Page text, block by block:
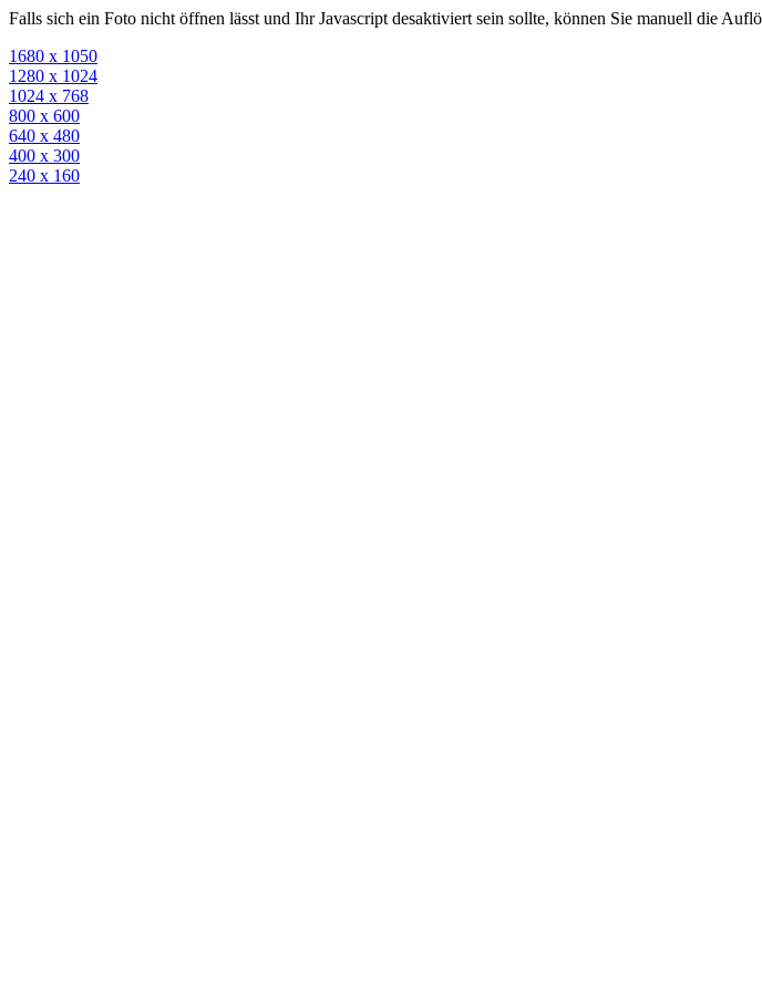
Falls sich ein Foto nicht öffnen lässt und Ihr Javascript desaktiviert sein sollte, können Sie manuell die
1680 x 1050
1280 x 1024
1024 x 768
800 x 600
640 x 480
400 x 300
240 x 160